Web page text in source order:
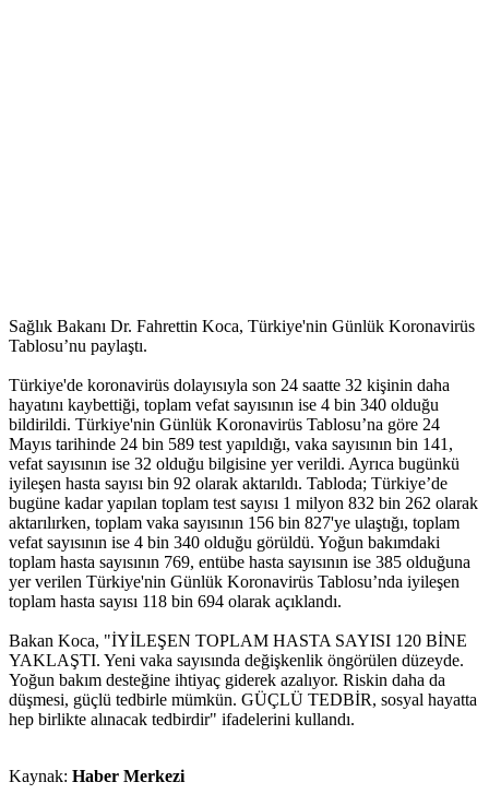
Sağlık Bakanı Dr. Fahrettin Koca, Türkiye'nin Günlük Koronavirüs
Tablosu’nu paylaştı.
Türkiye'de koronavirüs dolayısıyla son 24 saatte 32 kişinin daha
hayatını kaybettiği, toplam vefat sayısının ise 4 bin 340 olduğu
bildirildi. Türkiye'nin Günlük Koronavirüs Tablosu’na göre 24
Mayıs tarihinde 24 bin 589 test yapıldığı, vaka sayısının bin 141,
vefat sayısının ise 32 olduğu bilgisine yer verildi. Ayrıca bugünkü
iyileşen hasta sayısı bin 92 olarak aktarıldı. Tabloda; Türkiye’de
bugüne kadar yapılan toplam test sayısı 1 milyon 832 bin 262 olarak
aktarılırken, toplam vaka sayısının 156 bin 827'ye ulaştığı, toplam
vefat sayısının ise 4 bin 340 olduğu görüldü. Yoğun bakımdaki
toplam hasta sayısının 769, entübe hasta sayısının ise 385 olduğuna
yer verilen Türkiye'nin Günlük Koronavirüs Tablosu’nda iyileşen
toplam hasta sayısı 118 bin 694 olarak açıklandı.
Bakan Koca, "İYİLEŞEN TOPLAM HASTA SAYISI 120 BİNE
YAKLAŞTI. Yeni vaka sayısında değişkenlik öngörülen düzeyde.
Yoğun bakım desteğine ihtiyaç giderek azalıyor. Riskin daha da
düşmesi, güçlü tedbirle mümkün. GÜÇLÜ TEDBİR, sosyal hayatta
hep birlikte alınacak tedbirdir" ifadelerini kullandı.
Kaynak: Haber Merkezi